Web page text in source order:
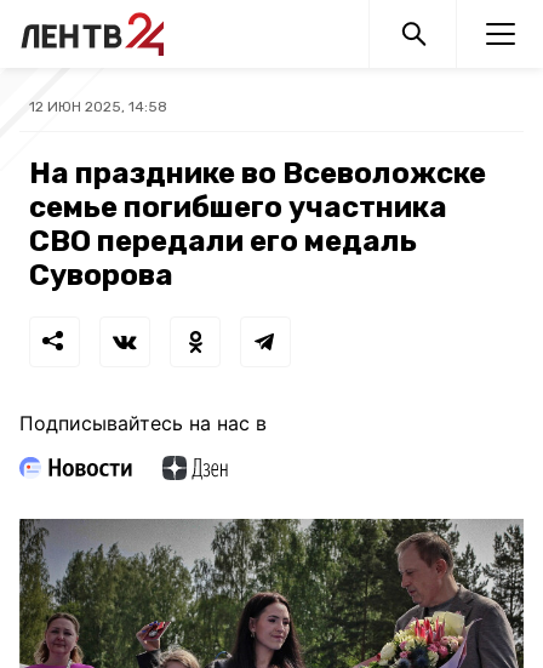
12 ИЮН 2025, 14:58
На празднике во Всеволожске
семье погибшего участника
СВО передали его медаль
Суворова
Подписывайтесь на нас в